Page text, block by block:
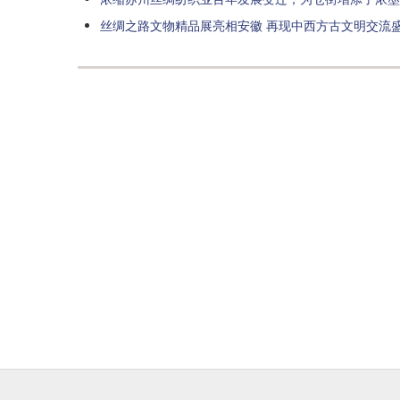
丝绸之路文物精品展亮相安徽 再现中西方古文明交流